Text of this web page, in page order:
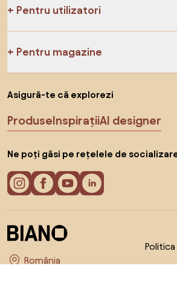
Pentru utilizatori
Pentru magazine
Asigură-te că explorezi
ProduseInspirațiiAI designer
Ne poți găsi pe rețelele de
Alege țara